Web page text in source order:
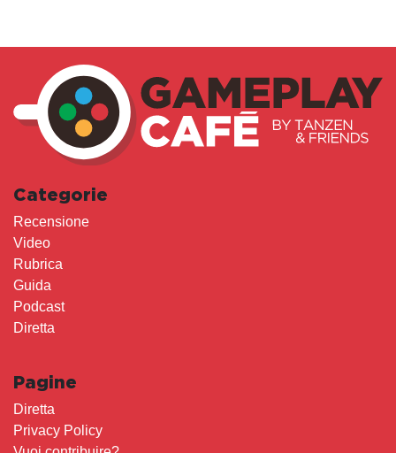
Categorie
Recensione
Video
Rubrica
Guida
Podcast
Diretta
Pagine
Diretta
Privacy Policy